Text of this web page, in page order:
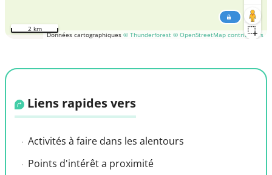
Données cartographiques © Thunderforest © OpenStreetMap contributors
2 km
Liens rapides vers
Activités à faire dans les alentours
Points d'intérêt a proximité